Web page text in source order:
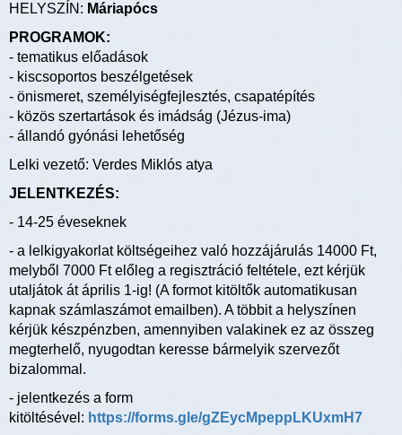
HELYSZÍN: Máriapócs
PROGRAMOK:
- tematikus előadások
- kiscsoportos beszélgetések
- önismeret, személyiségfejlesztés, csapatépítés
- közös szertartások és imádság (Jézus-ima)
- állandó gyónási lehetőség
Lelki vezető: Verdes Miklós atya
JELENTKEZÉS:
- 14-25 éveseknek
- a lelkigyakorlat költségeihez való hozzájárulás 14000 Ft,
melyből 7000 Ft előleg a regisztráció feltétele, ezt kérjük
utaljátok át április 1-ig! (A formot kitöltők automatikusan
kapnak számlaszámot emailben). A többit a helyszínen
kérjük készpénzben, amennyiben valakinek ez az összeg
megterhelő, nyugodtan keresse bármelyik szervezőt
bizalommal.
- jelentkezés a form
kitöltésével: https://forms.gle/gZEycMpeppLKUxmH7